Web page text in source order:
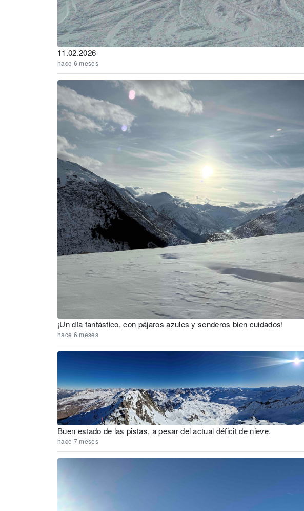
11.02.2026
hace 6 meses
¡Un día fantástico, con pájaros azules y senderos bien cuidados!
hace 6 meses
Buen estado de las pistas, a pesar del actual déficit de nieve.
hace 7 meses